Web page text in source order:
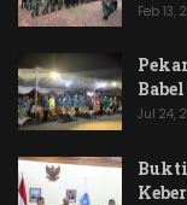
Feb 13,
Jul 24,